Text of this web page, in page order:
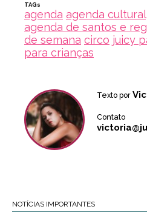
TAGs
agenda agenda cultural
agenda de santos e
de semana circo juicy
para crianças
Texto por
Contato
NOTÍCIAS IMPORTANTES